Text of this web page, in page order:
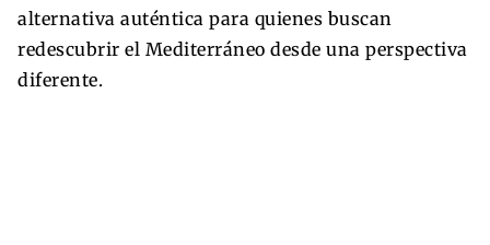
alternativa auténtica para quienes buscan
redescubrir el Mediterráneo desde una perspectiva
diferente.